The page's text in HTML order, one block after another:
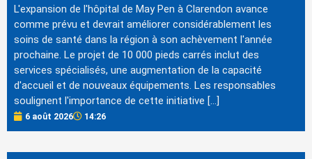
L'expansion de l'hôpital de May Pen à Clarendon avance
comme prévu et devrait améliorer considérablement les
soins de santé dans la région à son achèvement l'année
prochaine. Le projet de 10 000 pieds carrés inclut des
services spécialisés, une augmentation de la capacité
d'accueil et de nouveaux équipements. Les responsables
soulignent l'importance de cette initiative […]
6 août 2026 14:26